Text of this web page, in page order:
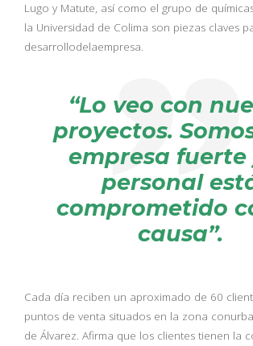
Lugo y Matute, así como el grupo de
la Universidad de Colima son piezas claves
desarrollodelaempresa.
“Lo veo con
proyectos.
empresa fuerte
personal
comprometido
causa”.
Cada día reciben un aproximado de 60
puntos de venta situados en la zona
de Álvarez. Afirma que los clientes tienen la